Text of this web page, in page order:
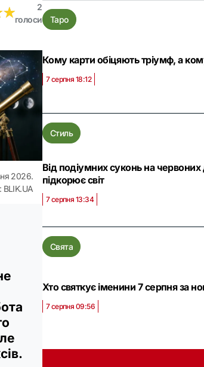
★
★
2
голоси
2026.
BLIK.UA
Таро
Кому карти обіцяють тріумф, а
7 серпня 18:12
Стиль
Від подіумних суконь на
підкорює світ
7 серпня 13:34
Свята
Хто святкує іменини 7 серпня за
7 серпня 09:56